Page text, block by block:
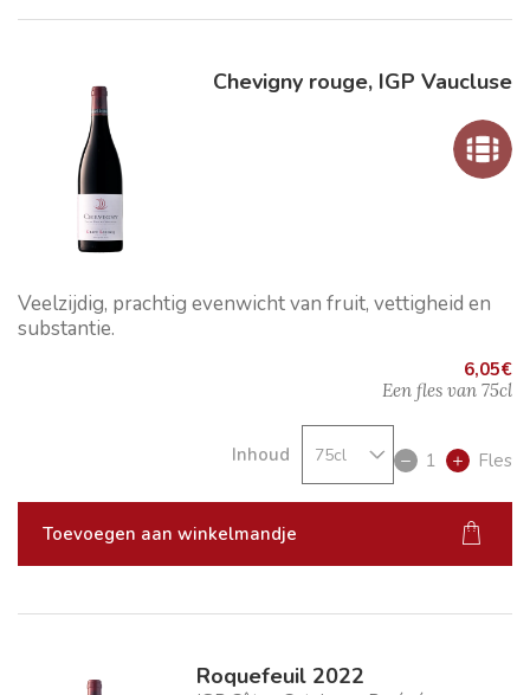
Chevigny rouge, IGP Vaucluse
Veelzijdig, prachtig evenwicht van fruit, vettigheid en
substantie.
6,05€
Een fles van 75cl
Inhoud 1 Fles
Toevoegen aan winkelmandje
Roquefeuil 2022